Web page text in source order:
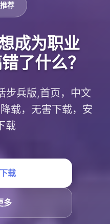
荐
成为职业
了什么？
步兵版,首页，中文
载，无害下载，安
载
载
多